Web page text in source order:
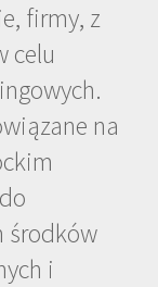
firmy, z
celu
na
środków
i